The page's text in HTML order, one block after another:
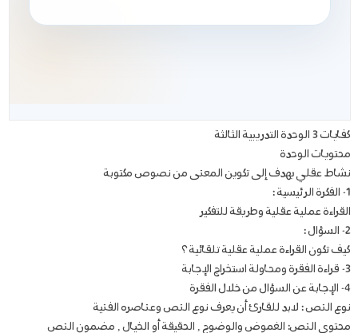
كفايات 3 الوحدة التدريبية الثالثة
محتويات الوحدة
نشاط عقلي يهدف إلى تكوين المعنى من نصوص مكتوبة
1- الفكرة الرئيسية :
القراءة عملية عقلية وطريقة للتفكير
2- السؤال :
كيف تكون القراءة عملية عقلية تلقائية ؟
3- قراءة الفقرة ومحاولة استخراج الإجابة
4- الإجابة عن السؤال من خلال الفقرة
نوع النص : لابد للقارئ أن يعرف نوع النص وعناصره الفنية
محتوى النص: الغموض والوضوح , الحقيقة أو الخيال , مضمون النص